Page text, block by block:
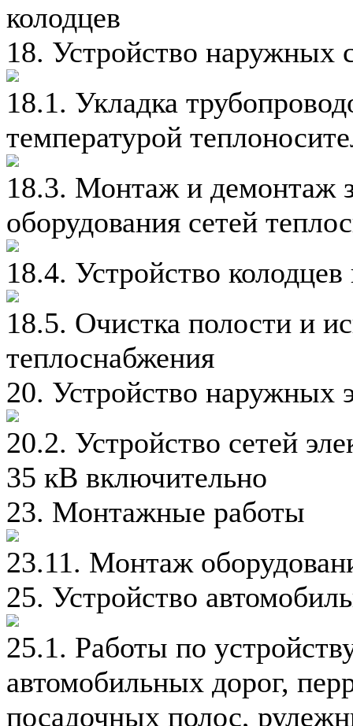
колодцев
18. Устройство наружных
18.1. Укладка
температурой
18.3. Монтаж и демонтаж
оборудования сетей
18.4. Устройство
18.5. Очистка полости и
теплоснабжения
20. Устройство наружных
20.2. Устройство сетей
35 кВ включительно
23. Монтажные работы
23.11. Монтаж
25. Устройство
25.1. Работы по
автомобильных дорог,
посадочных полос,